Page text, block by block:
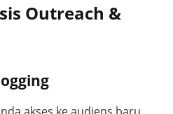
Outreach &